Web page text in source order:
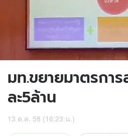
มท.ขยายมาตรกา
ละ5ล้าน
13 ต.ค. 58 (16:23 น.)